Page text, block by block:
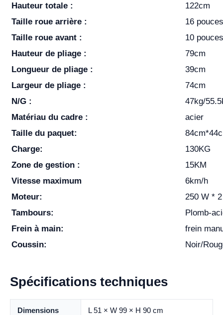
Hauteur totale :
122cm
Taille roue arrière :
16 pouces
Taille roue avant :
10 pouces
Hauteur de pliage :
79cm
Longueur de pliage :
39cm
Largeur de pliage :
74cm
N/G :
47kg/
Matériau du cadre :
acier
Taille du paquet:
Charge:
130KG
Zone de gestion :
15KM
Vitesse maximum
6km/h
Moteur:
250 W *
Tambours:
Plomb-
Frein à main:
frein
Coussin:
Noir/
Spécifications techniques
Dimensions L 51 × W 99 × H 90 cm